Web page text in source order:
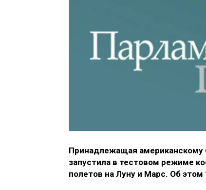
Принадлежащая американскому
запустила в тестовом режиме
полетов на Луну и Марс. Об